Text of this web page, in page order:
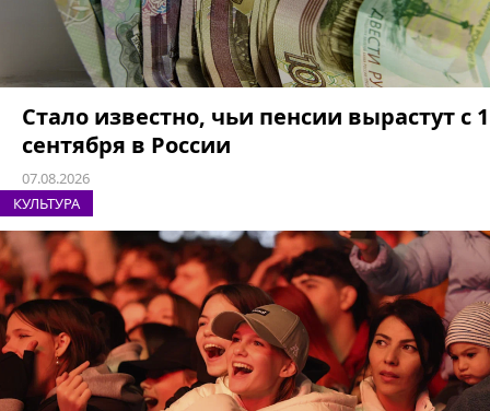
Стало известно, чьи пенсии вырастут с 1
сентября в России
07.08.2026
КУЛЬТУРА